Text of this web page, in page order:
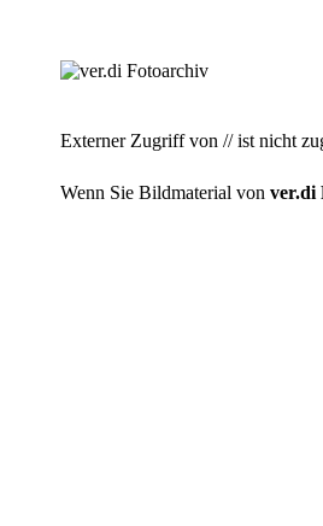
Externer Zugriff von // ist nicht
Wenn Sie Bildmaterial von ver.di